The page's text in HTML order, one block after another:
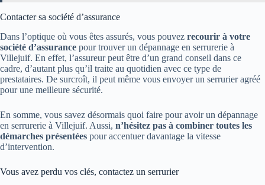
Contacter sa société d’assurance
Dans l’optique où vous êtes assurés, vous pouvez recourir à votre
société d’assurance pour trouver un dépannage en serrurerie à
Villejuif. En effet, l’assureur peut être d’un grand conseil dans ce
cadre, d’autant plus qu’il traite au quotidien avec ce type de
prestataires. De surcroît, il peut même vous envoyer un serrurier agréé
pour une meilleure sécurité.
En somme, vous savez désormais quoi faire pour avoir un dépannage
en serrurerie à Villejuif. Aussi, n’hésitez pas à combiner toutes les
démarches présentées pour accentuer davantage la vitesse
d’intervention.
Vous avez perdu vos clés, contactez un serrurier